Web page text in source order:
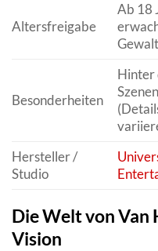
Altersfreigabe
Ab 18
Besonderheiten
Hinter
Hersteller /
Studio
Die Welt von Van
Vision